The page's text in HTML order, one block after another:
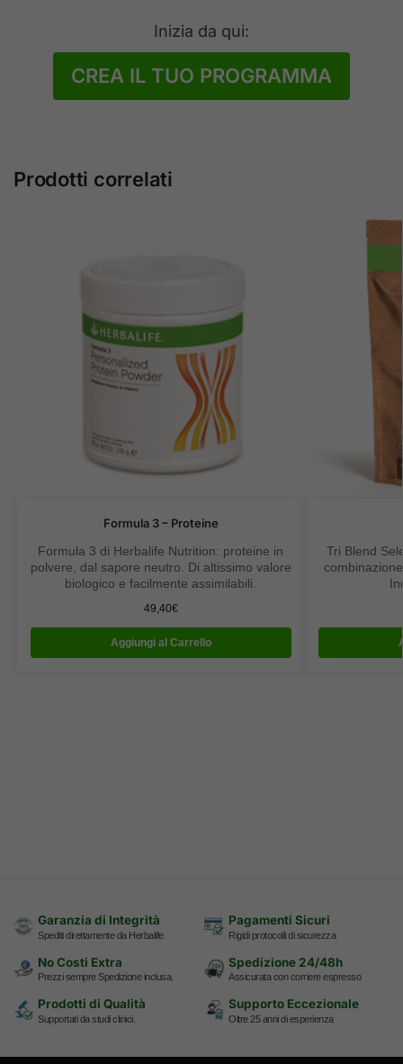
Inizia da qui:
CREA IL TUO PROGRAMMA
Prodotti correlati
Formula 3 – Proteine
Formula 3 di Herbalife Nutrition: proteine in
polvere, dal sapore neutro. Di altissimo valore
biologico e facilmente assimilabili.
49,40€
Aggiungi al Carrello
Tri Blend
Garanzia di Integrità
Spediti direttamente da Herbalife
Pagamenti Sicuri
Rigidi protocolli di sicurezza
No Costi Extra
Prezzi sempre Spedizione inclusa.
Spedizione 24/48h
Assicurata con corriere espresso
Prodotti di Qualità
Supportati da studi clinici.
Supporto Eccezionale
Oltre 25 anni di esperienza